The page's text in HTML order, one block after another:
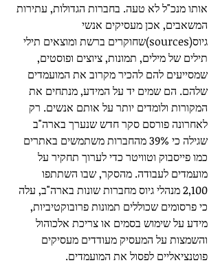
אותו מנכ"ל לא טעה. בחברות הגדולות, עתירות
המשאבים, אכן מעסיקים אנשי
גיוס(sources)שחוקרים ברשת ומוצאים תילי
תילים של מילים, תמונות, ציוצים ופוסטים,
שמסייעים להם להכיר מקרוב את המועמדים
שלהם. הם שמים יד על המידע, מנתחים את
המקורות ולומדים יותר על אותם אנשים. רק
לאחרונה פורסם סקר חדש שנערך בארה"ב
שגילה כי 39% מהחברות משתמשים באתרים
כמו פייסבוק וטוויטר כדי לערוך תחקיר על
מועמדים לעבודה. מהסקר, שבו השתתפו
2,100 מנהלי גיוס מחברות שונות בארה"ב, עלה
כי פרסומים שכוללים תמונות פרובוקטיביות,
מידע על שימוש בסמים או צריכת אלכוהול
והשמצות על המעסיק מעודדים מעסיקים
פוטנציאליים לפסול את המועמדים.